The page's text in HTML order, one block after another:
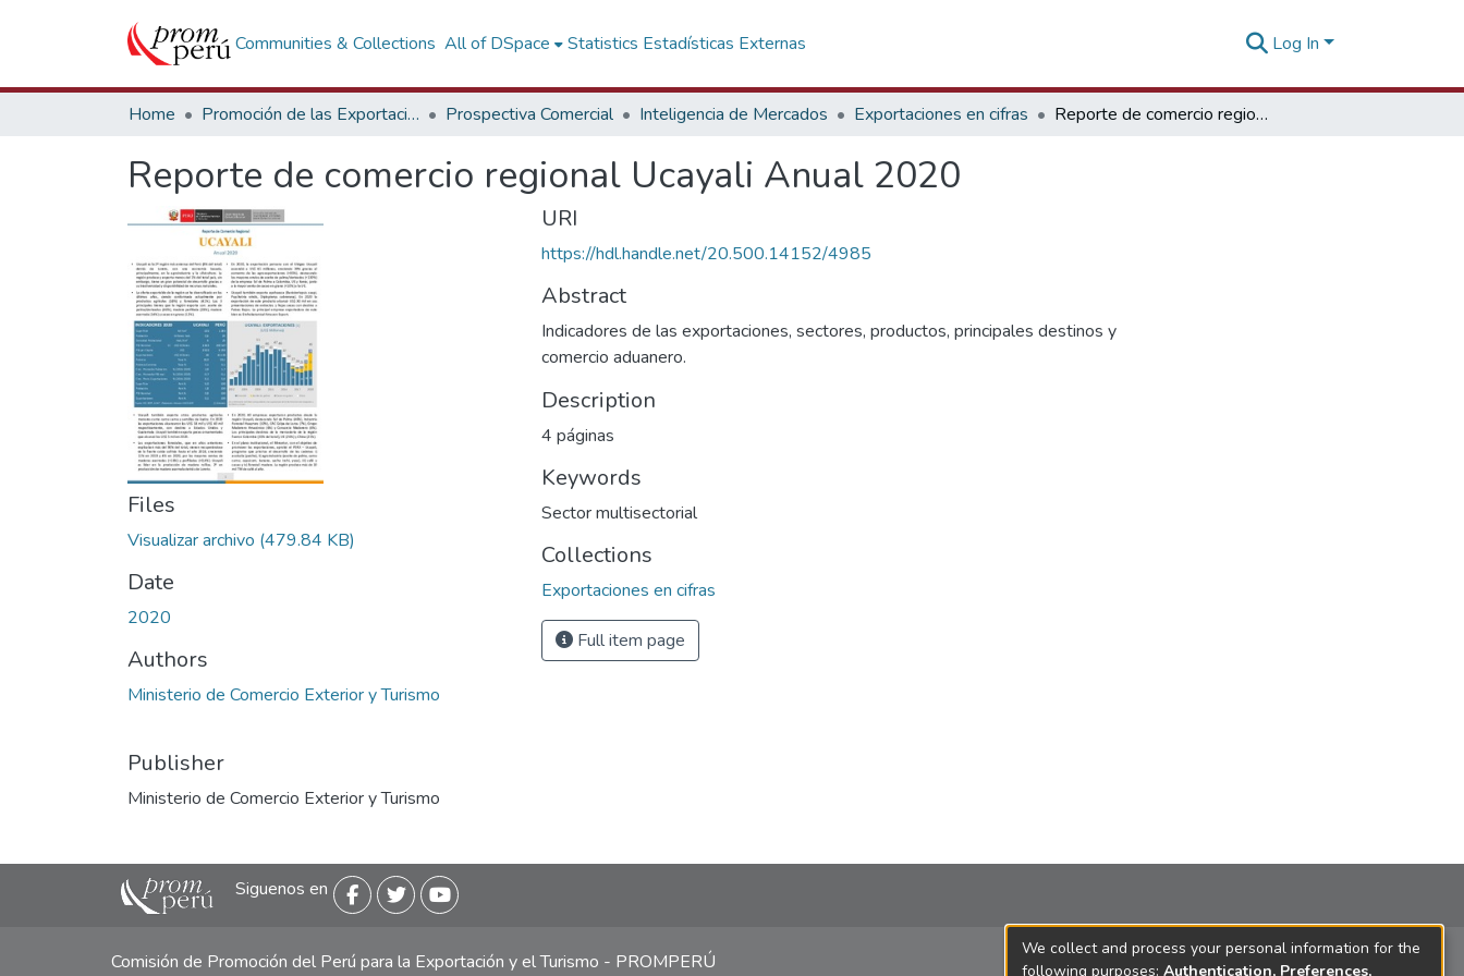
Communities & Collections All of DSpace Statistics Estadísticas Externas Log In
Home Promoción de las Exportaciones Prospectiva Comercial Inteligencia de Mercados Exportaciones en cifras Reporte de comercio regional Ucayali Anual 2020
Reporte de comercio regional Ucayali Anual 2020
Files
Visualizar archivo (479.84 KB)
Date
2020
Authors
Ministerio de Comercio Exterior y Turismo
Publisher
Ministerio de Comercio Exterior y Turismo
URI
https://hdl.handle.net/20.500.14152/4985
Abstract
Indicadores de las exportaciones, sectores, productos, principales destinos y
comercio aduanero.
Description
4 páginas
Keywords
Sector multisectorial
Collections
Exportaciones en cifras
Full item page
Siguenos en
Comisión de Promoción del Perú para la Exportación y el Turismo - PROMPERÚ
We collect and process your personal information for the
following purposes: Authentication, Preferences,